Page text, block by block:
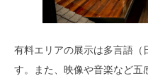
有料エリアの展示は多言語（
す。また、映像や音楽など五